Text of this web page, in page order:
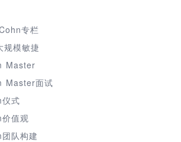
专栏
规模敏捷
Master
Master面试
式
值观
队构建